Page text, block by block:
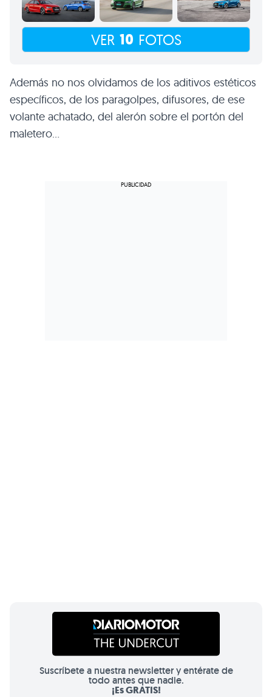
VER 10 FOTOS
Además no nos olvidamos de los aditivos estéticos
específicos, de los paragolpes, difusores, de ese
volante achatado, del alerón sobre el portón del
maletero…
Suscríbete a nuestra newsletter y entérate de
todo antes que nadie.
¡Es GRATIS!